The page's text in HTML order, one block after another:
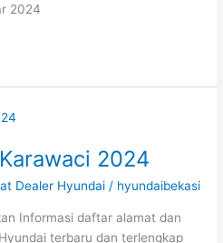
2024
2024
Dealer Hyundai / hyundaibekasi
Informasi daftar alamat dan
terbaru dan terlengkap